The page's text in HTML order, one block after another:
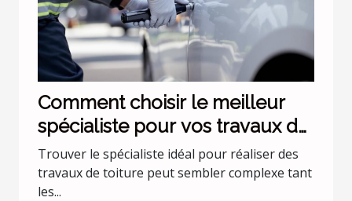
Comment choisir le meilleur
spécialiste pour vos travaux de
toiture ?
Trouver le spécialiste idéal pour réaliser des
travaux de toiture peut sembler complexe tant
les...